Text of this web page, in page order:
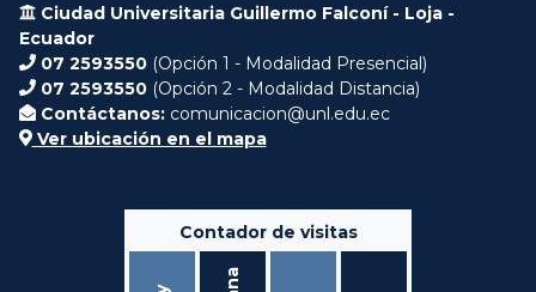
Ciudad Universitaria Guillermo Falconí - Loja -
Ecuador
07 2593550 (Opción 1 - Modalidad Presencial)
07 2593550 (Opción 2 - Modalidad Distancia)
Contáctanos: comunicacion@unl.edu.ec
Ver ubicación en el mapa
Contador de visitas